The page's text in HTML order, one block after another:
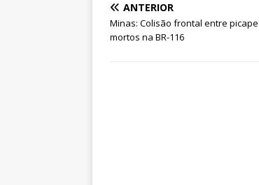
ANTERIOR
Minas: Colisão frontal entre
mortos na BR-116